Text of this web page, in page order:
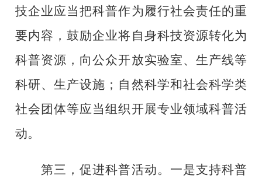
技企业应当把科普作为履行社会责任的重
要内容，鼓励企业将自身科技资源转化为
科普资源，向公众开放实验室、生产线等
科研、生产设施；自然科学和社会科学类
社会团体等应当组织开展专业领域科普活
动。
第三，促进科普活动。一是支持科普